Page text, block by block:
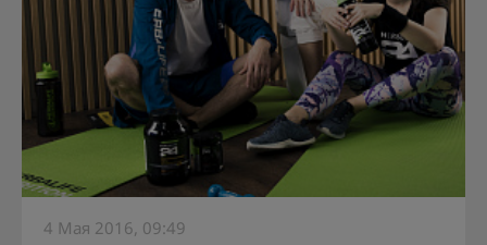
4 Мая 2016, 09:49